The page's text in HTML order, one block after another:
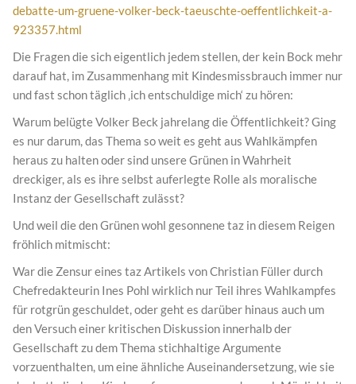
debatte-um-gruene-volker-beck-taeuschte-oeffentlichkeit-a-
923357.html
Die Fragen die sich eigentlich jedem stellen, der kein Bock mehr
darauf hat, im Zusammenhang mit Kindesmissbrauch immer nur
und fast schon täglich ‚ich entschuldige mich‘ zu hören:
Warum belügte Volker Beck jahrelang die Öffentlichkeit? Ging
es nur darum, das Thema so weit es geht aus Wahlkämpfen
heraus zu halten oder sind unsere Grünen in Wahrheit
dreckiger, als es ihre selbst auferlegte Rolle als moralische
Instanz der Gesellschaft zulässt?
Und weil die den Grünen wohl gesonnene taz in diesem Reigen
fröhlich mitmischt:
War die Zensur eines taz Artikels von Christian Füller durch
Chefredakteurin Ines Pohl wirklich nur Teil ihres Wahlkampfes
für rotgrün geschuldet, oder geht es darüber hinaus auch um
den Versuch einer kritischen Diskussion innerhalb der
Gesellschaft zu dem Thema stichhaltige Argumente
vorzuenthalten, um eine ähnliche Auseinandersetzung, wie sie